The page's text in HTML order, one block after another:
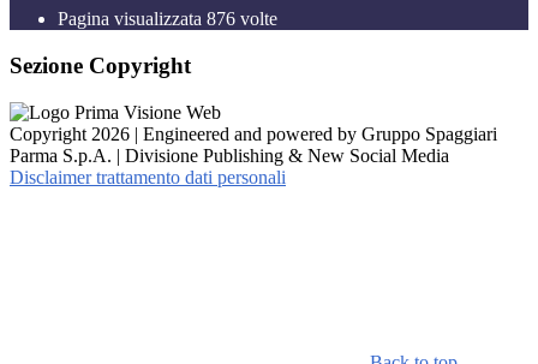
Pagina visualizzata 876 volte
Sezione Copyright
Copyright 2026 | Engineered and powered by Gruppo Spaggiari
Parma S.p.A. | Divisione Publishing & New Social Media
Disclaimer trattamento dati personali